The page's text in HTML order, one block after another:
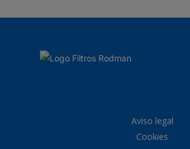
Aviso legal
Cookies